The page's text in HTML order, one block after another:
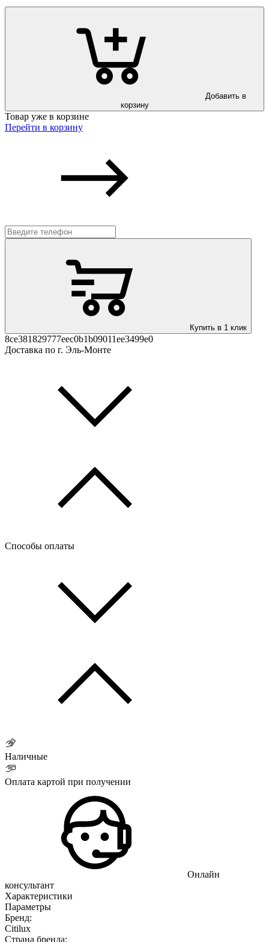
корзину
Товар уже в корзине
Перейти в корзину
Купить в 1 клик
8ce381829777eec0b1b09011ee3499e0
Доставка по г. Эль-Монте
Способы оплаты
Наличные
Оплата картой при получении
Онлайн
консультант
Характеристики
Параметры
Бренд:
Citilux
Страна бренда: